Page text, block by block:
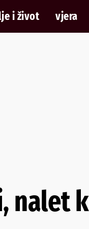
i život vjera
nalet